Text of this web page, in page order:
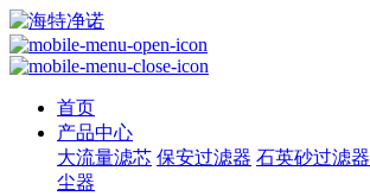
首页
产品中心
大流量滤芯 保安过滤器 石英砂过滤器
尘器